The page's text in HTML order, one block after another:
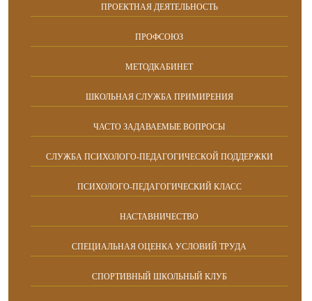
ПРОЕКТНАЯ ДЕЯТЕЛЬНОСТЬ
ПРОФСОЮЗ
МЕТОДКАБИНЕТ
ШКОЛЬНАЯ СЛУЖБА ПРИМИРЕНИЯ
ЧАСТО ЗАДАВАЕМЫЕ ВОПРОСЫ
СЛУЖБА ПСИХОЛОГО-ПЕДАГОГИЧЕСКОЙ ПОДДЕРЖКИ
ПСИХОЛОГО-ПЕДАГОГИЧЕСКИЙ КЛАСС
НАСТАВНИЧЕСТВО
СПЕЦИАЛЬНАЯ ОЦЕНКА УСЛОВИЙ ТРУДА
СПОРТИВНЫЙ ШКОЛЬНЫЙ КЛУБ